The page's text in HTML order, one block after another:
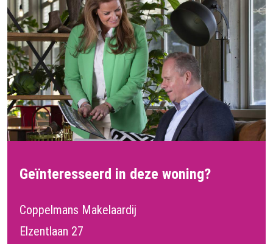
Geïnteresseerd in deze woning?
Coppelmans Makelaardij
Elzentlaan 27